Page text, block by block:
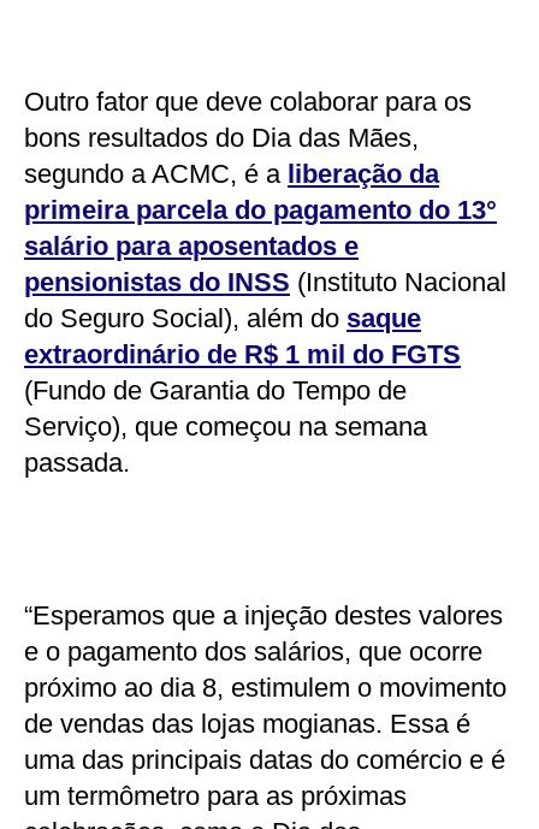
Outro fator que deve colaborar para os
bons resultados do Dia das Mães,
segundo a ACMC, é a liberação da
primeira parcela do pagamento do 13°
salário para aposentados e
pensionistas do INSS (Instituto Nacional
do Seguro Social), além do saque
extraordinário de R$ 1 mil do FGTS
(Fundo de Garantia do Tempo de
Serviço), que começou na semana
passada.
“Esperamos que a injeção destes valores
e o pagamento dos salários, que ocorre
próximo ao dia 8, estimulem o movimento
de vendas das lojas mogianas. Essa é
uma das principais datas do comércio e é
um termômetro para as próximas